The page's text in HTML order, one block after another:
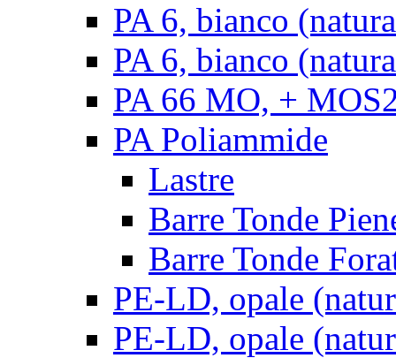
PA 6, bianco
PA 6, bianco
PA 66 MO, +
PA Poliammide
Lastre
Barre Tonde
Barre Tonde
PE-LD, opale
PE-LD, opale